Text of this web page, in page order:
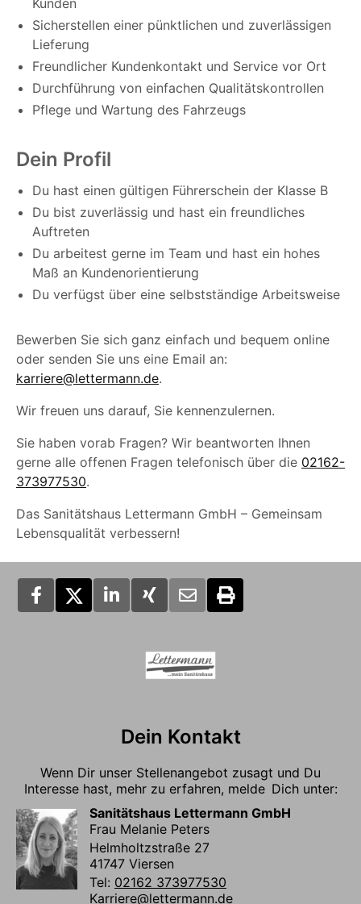
Kunden
Sicherstellen einer pünktlichen und zuverlässigen
Lieferung
Freundlicher Kundenkontakt und Service vor Ort
Durchführung von einfachen Qualitätskontrollen
Pflege und Wartung des Fahrzeugs
Dein Profil
Du hast einen gültigen Führerschein der Klasse B
Du bist zuverlässig und hast ein freundliches
Auftreten
Du arbeitest gerne im Team und hast ein hohes
Maß an Kundenorientierung
Du verfügst über eine selbstständige Arbeitsweise
Bewerben Sie sich ganz einfach und bequem online
oder senden Sie uns eine Email an:
karriere@lettermann.de.
Wir freuen uns darauf, Sie kennenzulernen.
Sie haben vorab Fragen? Wir beantworten Ihnen
gerne alle offenen Fragen telefonisch über die 02162-
373977530.
Das Sanitätshaus Lettermann GmbH – Gemeinsam
Lebensqualität verbessern!
Dein Kontakt
Wenn Dir unser Stellenangebot zusagt und Du
Interesse hast, mehr zu erfahren, melde Dich unter:
Sanitätshaus Lettermann GmbH
Frau Melanie Peters
Helmholtzstraße 27
41747 Viersen
Tel: 02162 373977530
Karriere@lettermann.de